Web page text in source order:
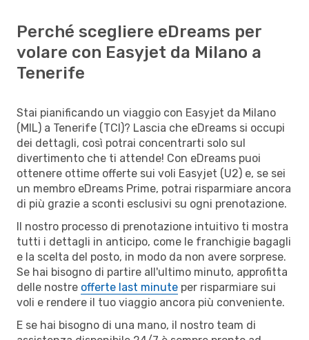
Perché scegliere eDreams per
volare con Easyjet da Milano a
Tenerife
Stai pianificando un viaggio con Easyjet da Milano
(MIL) a Tenerife (TCI)? Lascia che eDreams si occupi
dei dettagli, così potrai concentrarti solo sul
divertimento che ti attende! Con eDreams puoi
ottenere ottime offerte sui voli Easyjet (U2) e, se sei
un membro eDreams Prime, potrai risparmiare ancora
di più grazie a sconti esclusivi su ogni prenotazione.
Il nostro processo di prenotazione intuitivo ti mostra
tutti i dettagli in anticipo, come le franchigie bagagli
e la scelta del posto, in modo da non avere sorprese.
Se hai bisogno di partire all'ultimo minuto, approfitta
delle nostre offerte last minute per risparmiare sui
voli e rendere il tuo viaggio ancora più conveniente.
E se hai bisogno di una mano, il nostro team di